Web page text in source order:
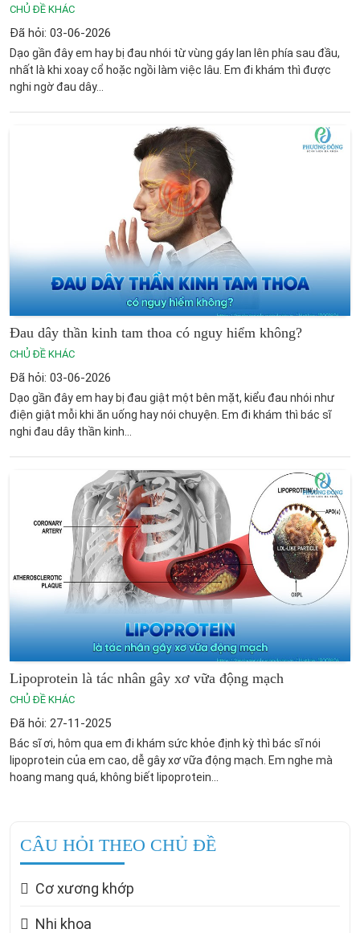
CHỦ ĐỀ KHÁC
Đã hỏi: 03-06-2026
Dạo gần đây em hay bị đau nhói từ vùng gáy lan lên phía sau đầu,
nhất là khi xoay cổ hoặc ngồi làm việc lâu. Em đi khám thì được
nghi ngờ đau dây...
Đau dây thần kinh tam thoa có nguy hiểm không​?
CHỦ ĐỀ KHÁC
Đã hỏi: 03-06-2026
Dạo gần đây em hay bị đau giật một bên mặt, kiểu đau nhói như
điện giật mỗi khi ăn uống hay nói chuyện. Em đi khám thì bác sĩ
nghi đau dây thần kinh...
Lipoprotein là tác nhân gây xơ vữa động mạch
CHỦ ĐỀ KHÁC
Đã hỏi: 27-11-2025
Bác sĩ ơi, hôm qua em đi khám sức khỏe định kỳ thì bác sĩ nói
lipoprotein của em cao, dễ gây xơ vữa động mạch. Em nghe mà
hoang mang quá, không biết lipoprotein...
CÂU HỎI THEO CHỦ ĐỀ
Cơ xương khớp
Nhi khoa
ĐĂNG KÝ